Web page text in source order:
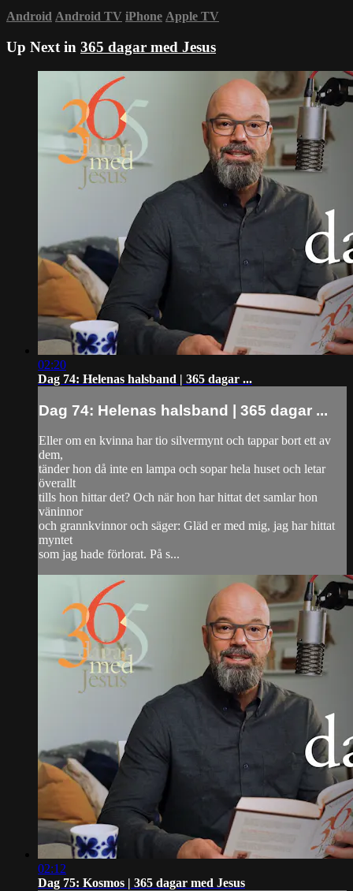
Android Android TV iPhone Apple TV
Up Next in 365 dagar med Jesus
02:20
Dag 74: Helenas halsband | 365 dagar ...
Dag 74: Helenas halsband | 365 dagar ...
Eller om en kvinna har tio silvermynt och tappar bort ett av
dem,
tänder hon då inte en lampa och sopar hela huset och letar
överallt
tills hon hittar det? Och när hon har hittat det samlar hon
väninnor
och grannkvinnor och säger: Gläd er med mig, jag har hittat
myntet
som jag hade förlorat. På s...
02:12
Dag 75: Kosmos | 365 dagar med Jesus